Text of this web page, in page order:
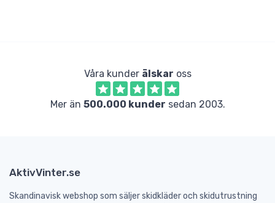
Våra kunder älskar oss
Mer än 500.000 kunder sedan 2003.
AktivVinter.se
Skandinavisk webshop som säljer skidkläder och skidutrustning